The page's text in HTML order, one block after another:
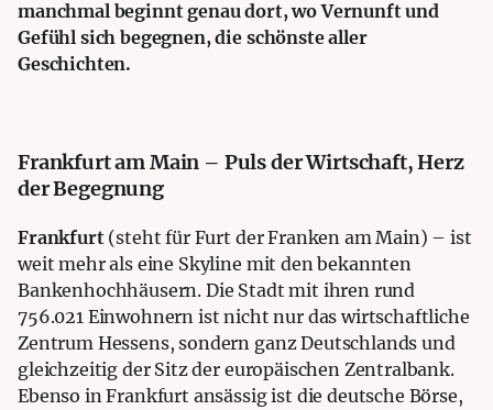
manchmal beginnt genau dort, wo Vernunft und
Gefühl sich begegnen, die schönste aller
Geschichten.
Frankfurt am Main – Puls der Wirtschaft, Herz
der Begegnung
Frankfurt (steht für Furt der Franken am Main) – ist
weit mehr als eine Skyline mit den bekannten
Bankenhochhäusern. Die Stadt mit ihren rund
756.021 Einwohnern ist nicht nur das wirtschaftliche
Zentrum Hessens, sondern ganz Deutschlands und
gleichzeitig der Sitz der europäischen Zentralbank.
Ebenso in Frankfurt ansässig ist die deutsche Börse,